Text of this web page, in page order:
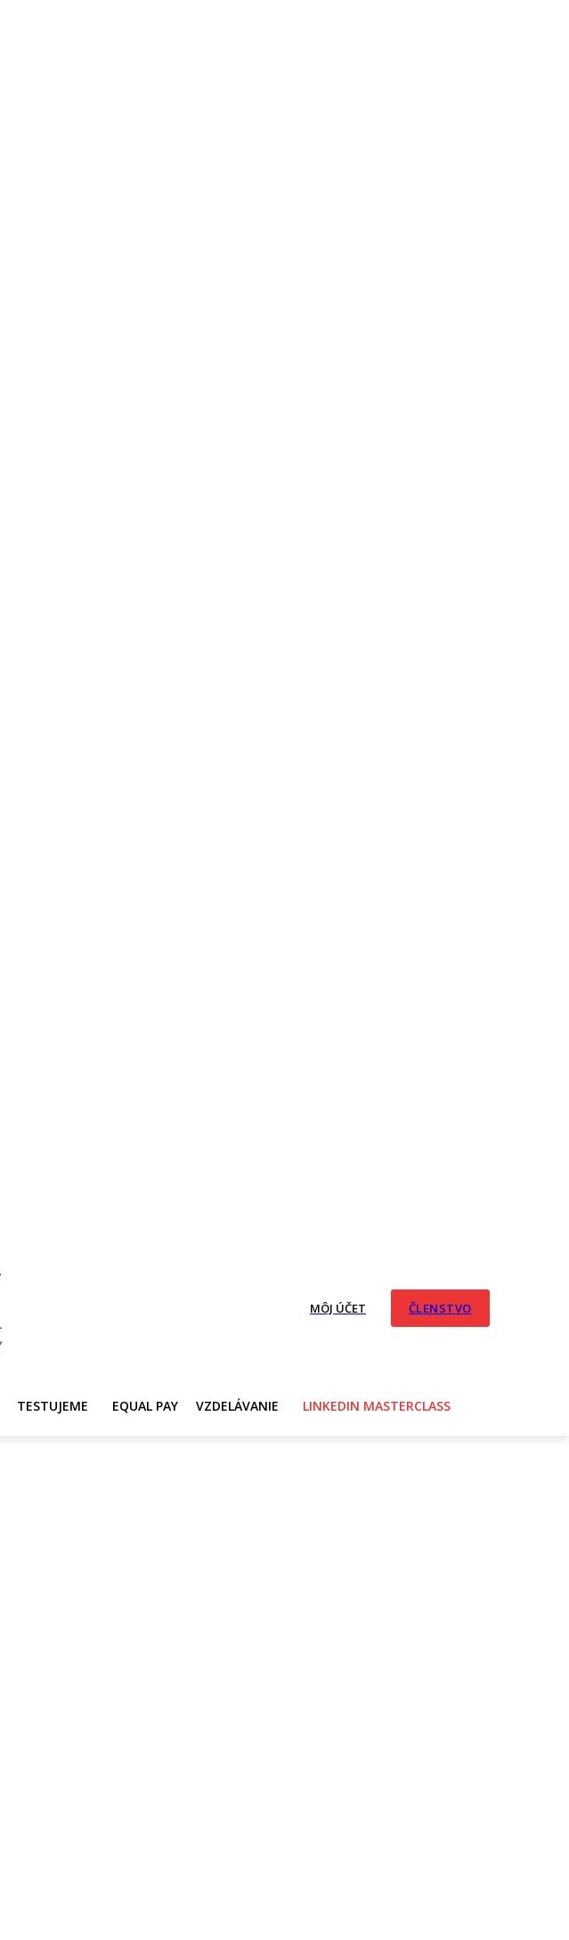
MÔJ ÚČET ČLENSTVO
TESTUJEME EQUAL PAY VZDELÁVANIE LINKEDIN MASTERCLASS